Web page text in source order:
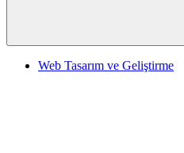
Web Tasarım ve Geliştirme